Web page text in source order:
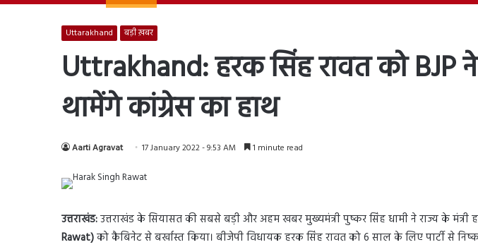
Uttarakhand बड़ी ख़बर
Uttrakhand: हरक सिंह रावत को BJP
थामेंगे कांग्रेस का हाथ
Aarti Agravat 17 January 2022 - 9:53 AM 1 minute read
उत्तराखंड:उत्तराखंड के सियासत की सबसे बड़ी और अहम खबर मुख्यमंत्री पुष्कर सिंह धामी ने राज्य के मंत्री
Rawat)को कैबिनेट से बर्खास्त किया। बीजेपी विधायक हरक सिंह रावत को 6 साल के लिए पार्टी से